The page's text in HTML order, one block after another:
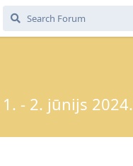
- 2. jūnijs 2024.